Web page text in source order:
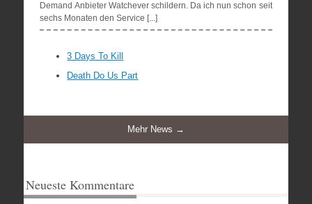
Demand Anbieter Watchever schildern. Da ich nun schon seit
sechs Monaten den Service [...]
3 Days To Kill
Death Do Us Part
Mehr News →
Neueste Kommentare